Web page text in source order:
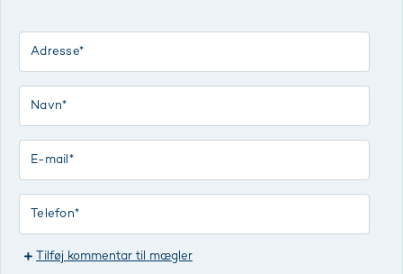
Tilføj kommentar til mægler